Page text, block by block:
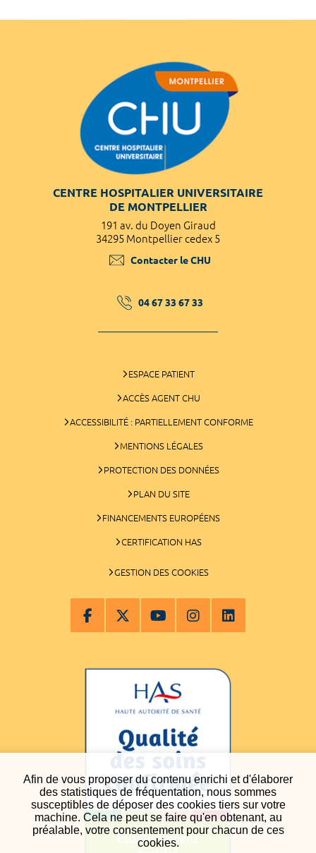
Afin de vous proposer du contenu enrichi et d'élaborer
des statistiques de fréquentation, nous sommes
susceptibles de déposer des cookies tiers sur votre
machine. Cela ne peut se faire qu'en obtenant, au
préalable, votre consentement pour chacun de ces
cookies.
CENTRE HOSPITALIER UNIVERSITAIRE
DE MONTPELLIER
191 av. du Doyen Giraud
34295 Montpellier cedex 5
Contacter le CHU
04 67 33 67 33
ESPACE PATIENT
ACCÈS AGENT CHU
ACCESSIBILITÉ : PARTIELLEMENT CONFORME
MENTIONS LÉGALES
PROTECTION DES DONNÉES
PLAN DU SITE
FINANCEMENTS EUROPÉENS
CERTIFICATION HAS
GESTION DES COOKIES